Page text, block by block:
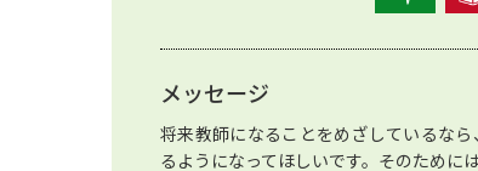
メッセージ
将来教師になることをめざしているな
るようになってほしいです。そのために